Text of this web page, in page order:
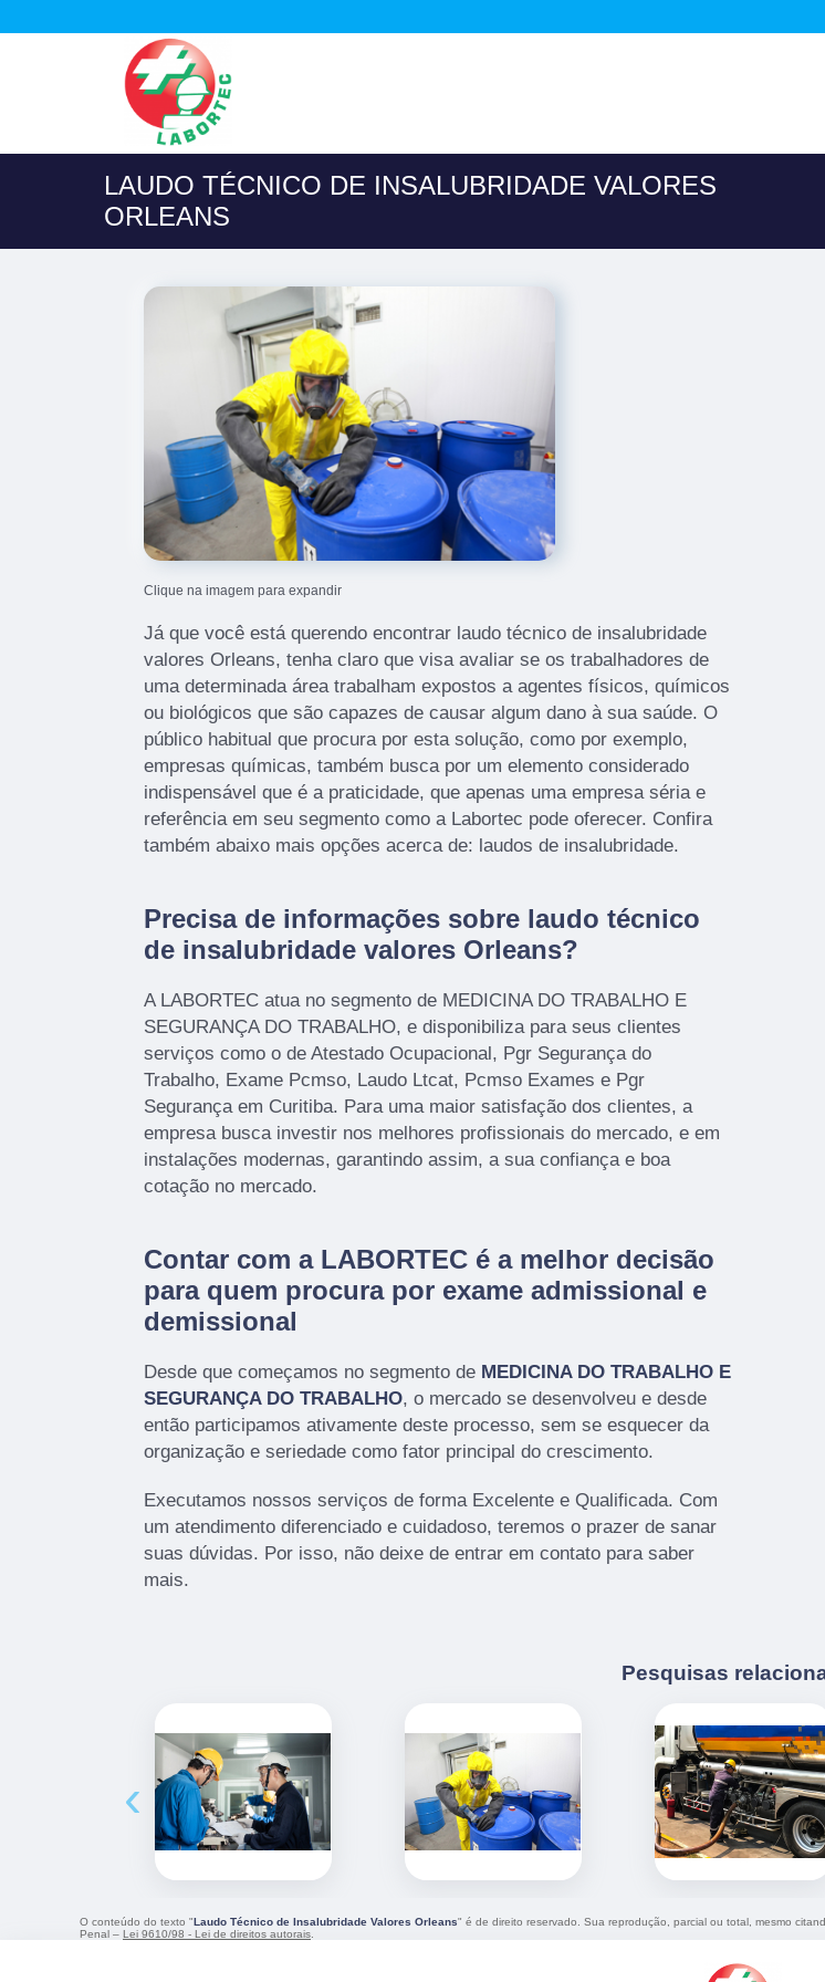
LAUDO TÉCNICO DE INSALUBRIDADE VALORES
ORLEANS
Clique na imagem para expandir
Já que você está querendo encontrar laudo técnico de insalubridade
valores Orleans, tenha claro que visa avaliar se os trabalhadores de
uma determinada área trabalham expostos a agentes físicos, químicos
ou biológicos que são capazes de causar algum dano à sua saúde. O
público habitual que procura por esta solução, como por exemplo,
empresas químicas, também busca por um elemento considerado
indispensável que é a praticidade, que apenas uma empresa séria e
referência em seu segmento como a Labortec pode oferecer. Confira
também abaixo mais opções acerca de: laudos de insalubridade.
Precisa de informações sobre laudo técnico
de insalubridade valores Orleans?
A LABORTEC atua no segmento de MEDICINA DO TRABALHO E
SEGURANÇA DO TRABALHO, e disponibiliza para seus clientes
serviços como o de Atestado Ocupacional, Pgr Segurança do
Trabalho, Exame Pcmso, Laudo Ltcat, Pcmso Exames e Pgr
Segurança em Curitiba. Para uma maior satisfação dos clientes, a
empresa busca investir nos melhores profissionais do mercado, e em
instalações modernas, garantindo assim, a sua confiança e boa
cotação no mercado.
Contar com a LABORTEC é a melhor decisão
para quem procura por exame admissional e
demissional
Desde que começamos no segmento de MEDICINA DO TRABALHO E
SEGURANÇA DO TRABALHO, o mercado se desenvolveu e desde
então participamos ativamente deste processo, sem se esquecer da
organização e seriedade como fator principal do crescimento.
Executamos nossos serviços de forma Excelente e Qualificada. Com
um atendimento diferenciado e cuidadoso, teremos o prazer de sanar
suas dúvidas. Por isso, não deixe de entrar em contato para saber
mais.
Pesquisas
‹
O conteúdo do texto "Laudo Técnico de Insalubridade Valores Orleans" é de direito reservado. Sua reprodução, parcial ou total, mesmo
Penal – Lei 9610/98 - Lei de direitos autorais